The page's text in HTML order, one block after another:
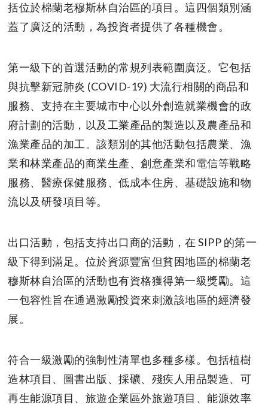
括位於棉蘭老穆斯林自治區的項目。這四個類別涵
蓋了廣泛的活動，為投資者提供了各種機會。
第一級下的首選活動的常規列表範圍廣泛。它包括
與抗擊新冠肺炎 (COVID-19) 大流行相關的商品和
服務、支持在主要城市中心以外創造就業機會的政
府計劃的活動，以及工業產品的製造以及農產品和
漁業產品的加工。該類別的其他活動包括農業、漁
業和林業產品的商業生產、創意產業和電信等戰略
服務、醫療保健服務、低成本住房、基礎設施和物
流以及研發項目等。
出口活動，包括支持出口商的活動，在 SIPP 的第一
級下得到滿足。位於資源豐富但貧困地區的棉蘭老
穆斯林自治區的活動也有資格獲得第一級獎勵。這
一包容性旨在通過激勵投資來刺激該地區的經濟發
展。
符合一級激勵的強制性清單也多種多樣。包括植樹
造林項目、圖書出版、採礦、殘疾人用品製造、可
再生能源項目、旅遊企業區外旅遊項目、能源效率